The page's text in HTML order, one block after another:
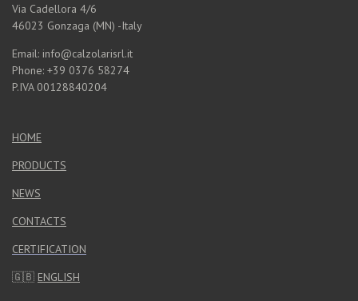
Via Cadellora 4/6
46023 Gonzaga (MN) -Italy
Email: info@calzolarisrl.it
Phone: +39 0376 58274
P.IVA 00128840204
HOME
PRODUCTS
NEWS
CONTACTS
CERTIFICATION
🇬🇧 ENGLISH